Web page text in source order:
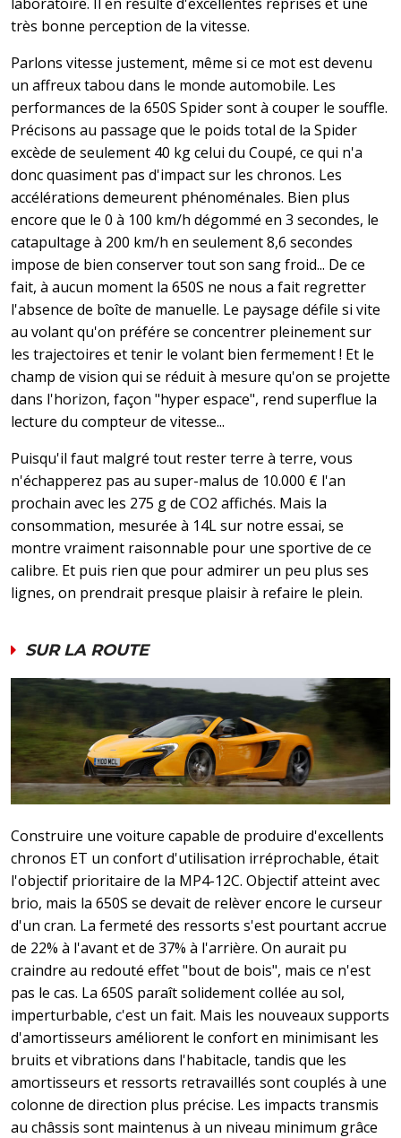
très bonne perception de la vitesse.
Parlons vitesse justement, même si ce mot est devenu
un affreux tabou dans le monde automobile. Les
performances de la 650S Spider sont à couper le souffle.
Précisons au passage que le poids total de la Spider
excède de seulement 40 kg celui du Coupé, ce qui n'a
donc quasiment pas d'impact sur les chronos. Les
accélérations demeurent phénoménales. Bien plus
encore que le 0 à 100 km/h dégommé en 3 secondes, le
catapultage à 200 km/h en seulement 8,6 secondes
impose de bien conserver tout son sang froid... De ce
fait, à aucun moment la 650S ne nous a fait regretter
l'absence de boîte de manuelle. Le paysage défile si vite
au volant qu'on préfére se concentrer pleinement sur
les trajectoires et tenir le volant bien fermement ! Et le
champ de vision qui se réduit à mesure qu'on se projette
dans l'horizon, façon "hyper espace", rend superflue la
lecture du compteur de vitesse...
Puisqu'il faut malgré tout rester terre à terre, vous
n'échapperez pas au super-malus de 10.000 € l'an
prochain avec les 275 g de CO2 affichés. Mais la
consommation, mesurée à 14L sur notre essai, se
montre vraiment raisonnable pour une sportive de ce
calibre. Et puis rien que pour admirer un peu plus ses
lignes, on prendrait presque plaisir à refaire le plein.
SUR LA ROUTE
Construire une voiture capable de produire d'excellents
chronos ET un confort d'utilisation irréprochable, était
l'objectif prioritaire de la MP4-12C. Objectif atteint avec
brio, mais la 650S se devait de relèver encore le curseur
d'un cran. La fermeté des ressorts s'est pourtant accrue
de 22% à l'avant et de 37% à l'arrière. On aurait pu
craindre au redouté effet "bout de bois", mais ce n'est
pas le cas. La 650S paraît solidement collée au sol,
imperturbable, c'est un fait. Mais les nouveaux supports
d'amortisseurs améliorent le confort en minimisant les
bruits et vibrations dans l'habitacle, tandis que les
amortisseurs et ressorts retravaillés sont couplés à une
colonne de direction plus précise. Les impacts transmis
au châssis sont maintenus à un niveau minimum grâce